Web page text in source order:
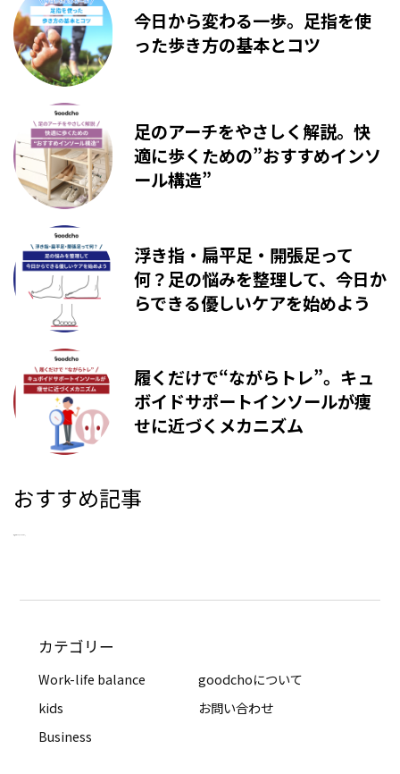
今日から変わる一歩。足指を使
った歩き方の基本とコツ
足のアーチをやさしく解説。快
適に歩くための”おすすめインソ
ール構造”
浮き指・扁平足・開張足って
何？足の悩みを整理して、今日か
らできる優しいケアを始めよう
履くだけで“ながらトレ”。キュ
ボイドサポートインソールが痩
せに近づくメカニズム
おすすめ記事
カテゴリー
Work-life balance
goodchoについて
kids
お問い合わせ
Business